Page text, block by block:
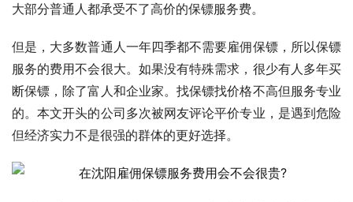
大部分普通人都承受不了高价的保镖服务费。
但是，大多数普通人一年四季都不需要雇佣保镖，所以保镖
服务的费用不会很大。如果没有特殊需求，很少有人多年买
断保镖，除了富人和企业家。找保镖找价格不高但服务专业
的。本文开头的公司多次被网友评论平价专业，是遇到危险
但经济实力不是很强的群体的更好选择。